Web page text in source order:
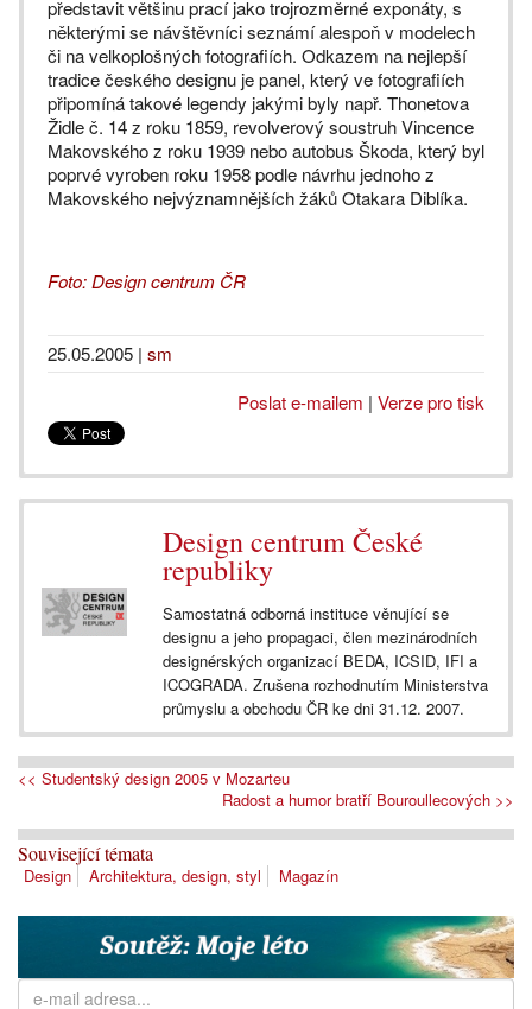
představit většinu prací jako trojrozměrné exponáty, s
některými se návštěvníci seznámí alespoň v modelech
či na velkoplošných fotografiích. Odkazem na nejlepší
tradice českého designu je panel, který ve fotografiích
připomíná takové legendy jakými byly např. Thonetova
Židle č. 14 z roku 1859, revolverový soustruh Vincence
Makovského z roku 1939 nebo autobus Škoda, který byl
poprvé vyroben roku 1958 podle návrhu jednoho z
Makovského nejvýznamnějších žáků Otakara Diblíka.
Foto: Design centrum ČR
25.05.2005 | sm
Poslat e-mailem | Verze pro tisk
Design centrum České
republiky
Samostatná odborná instituce věnující se
designu a jeho propagaci, člen mezinárodních
designérských organizací BEDA, ICSID, IFI a
ICOGRADA. Zrušena rozhodnutím Ministerstva
průmyslu a obchodu ČR ke dni 31.12. 2007.
<< Studentský design 2005 v Mozarteu
Radost a humor bratří Bouroullecových >>
Související témata
Design Architektura, design, styl Magazín